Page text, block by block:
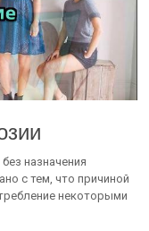
назначения
с тем, что причиной
некоторыми